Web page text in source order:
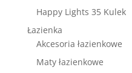
Happy Lights 35 Kulek
Łazienka
Akcesoria łazienkowe
Maty łazienkowe